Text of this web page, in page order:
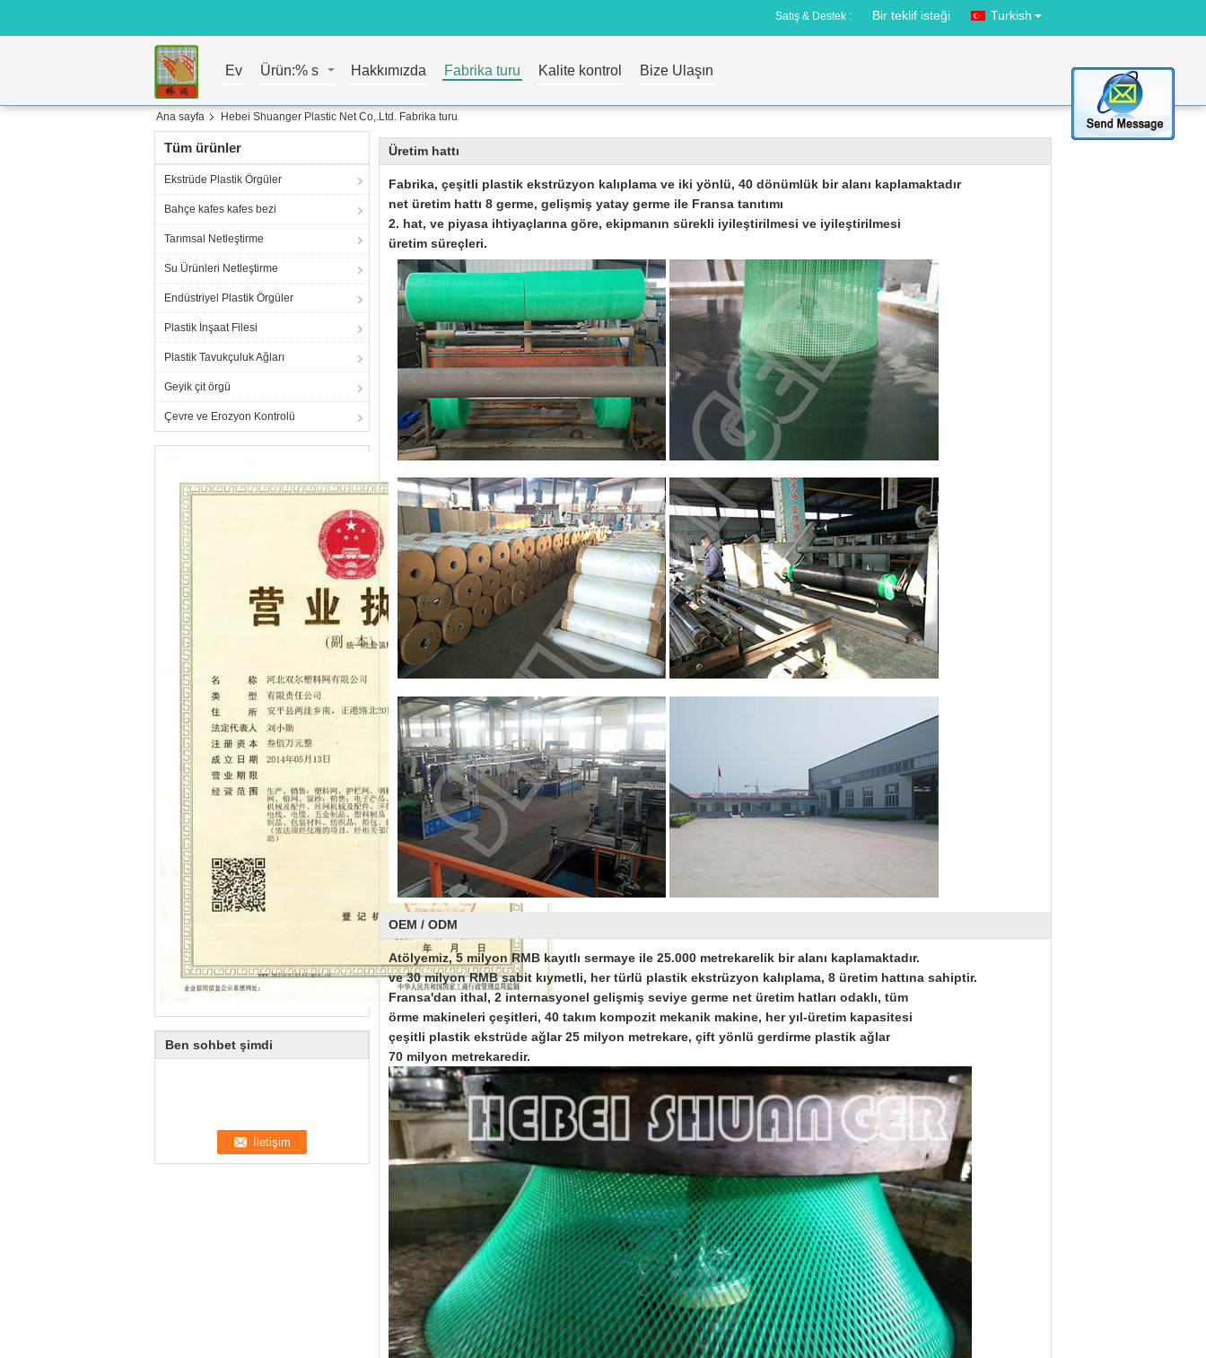
Satış & Destek : Bir teklif isteği Turkish
Ev Ürün:% s Hakkımızda Fabrika turu Kalite kontrol Bize Ulaşın
Ana sayfa Hebei Shuanger Plastic Net Co,.Ltd. Fabrika turu
Tüm ürünler
Ekstrüde Plastik Örgüler
Bahçe kafes kafes bezi
Tarımsal Netleştirme
Su Ürünleri Netleştirme
Endüstriyel Plastik Örgüler
Plastik İnşaat Filesi
Plastik Tavukçuluk Ağları
Geyik çit örgü
Çevre ve Erozyon Kontrolü
Ben sohbet şimdi
Üretim hattı
Fabrika, çeşitli plastik ekstrüzyon kalıplama ve iki yönlü, 40 dönümlük bir alanı kaplamaktadır
net üretim hattı 8 germe, gelişmiş yatay germe ile Fransa tanıtımı
2. hat, ve piyasa ihtiyaçlarına göre, ekipmanın sürekli iyileştirilmesi ve iyileştirilmesi
üretim süreçleri.
OEM / ODM
Atölyemiz, 5 milyon RMB kayıtlı sermaye ile 25.000 metrekarelik bir alanı kaplamaktadır.
ve 30 milyon RMB sabit kıymetli, her türlü plastik ekstrüzyon kalıplama, 8 üretim hattına sahiptir.
Fransa'dan ithal, 2 internasyonel gelişmiş seviye germe net üretim hatları odaklı, tüm
örme makineleri çeşitleri, 40 takım kompozit mekanik makine, her yıl-üretim kapasitesi
çeşitli plastik ekstrüde ağlar 25 milyon metrekare, çift yönlü gerdirme plastik ağlar
70 milyon metrekaredir.